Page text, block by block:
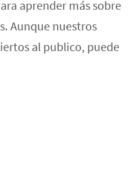
aprender más sobre
Aunque nuestros
al publico, puede